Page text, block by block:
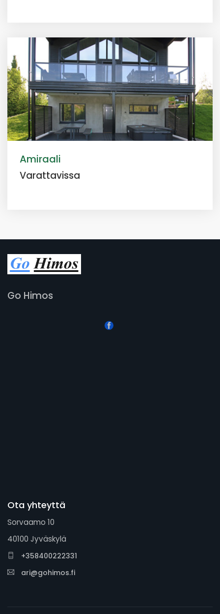
Amiraali
Varattavissa
Go Himos
Ota yhteyttä
Sorvaamo 10
40100 Jyväskylä
+358400222331
ari@gohimos.fi